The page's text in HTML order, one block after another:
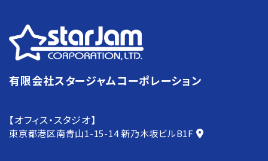
有限会社スタージャムコーポレーション
【オフィス・スタジオ】
東京都港区南青山1-15-14新乃木坂ビルB1F